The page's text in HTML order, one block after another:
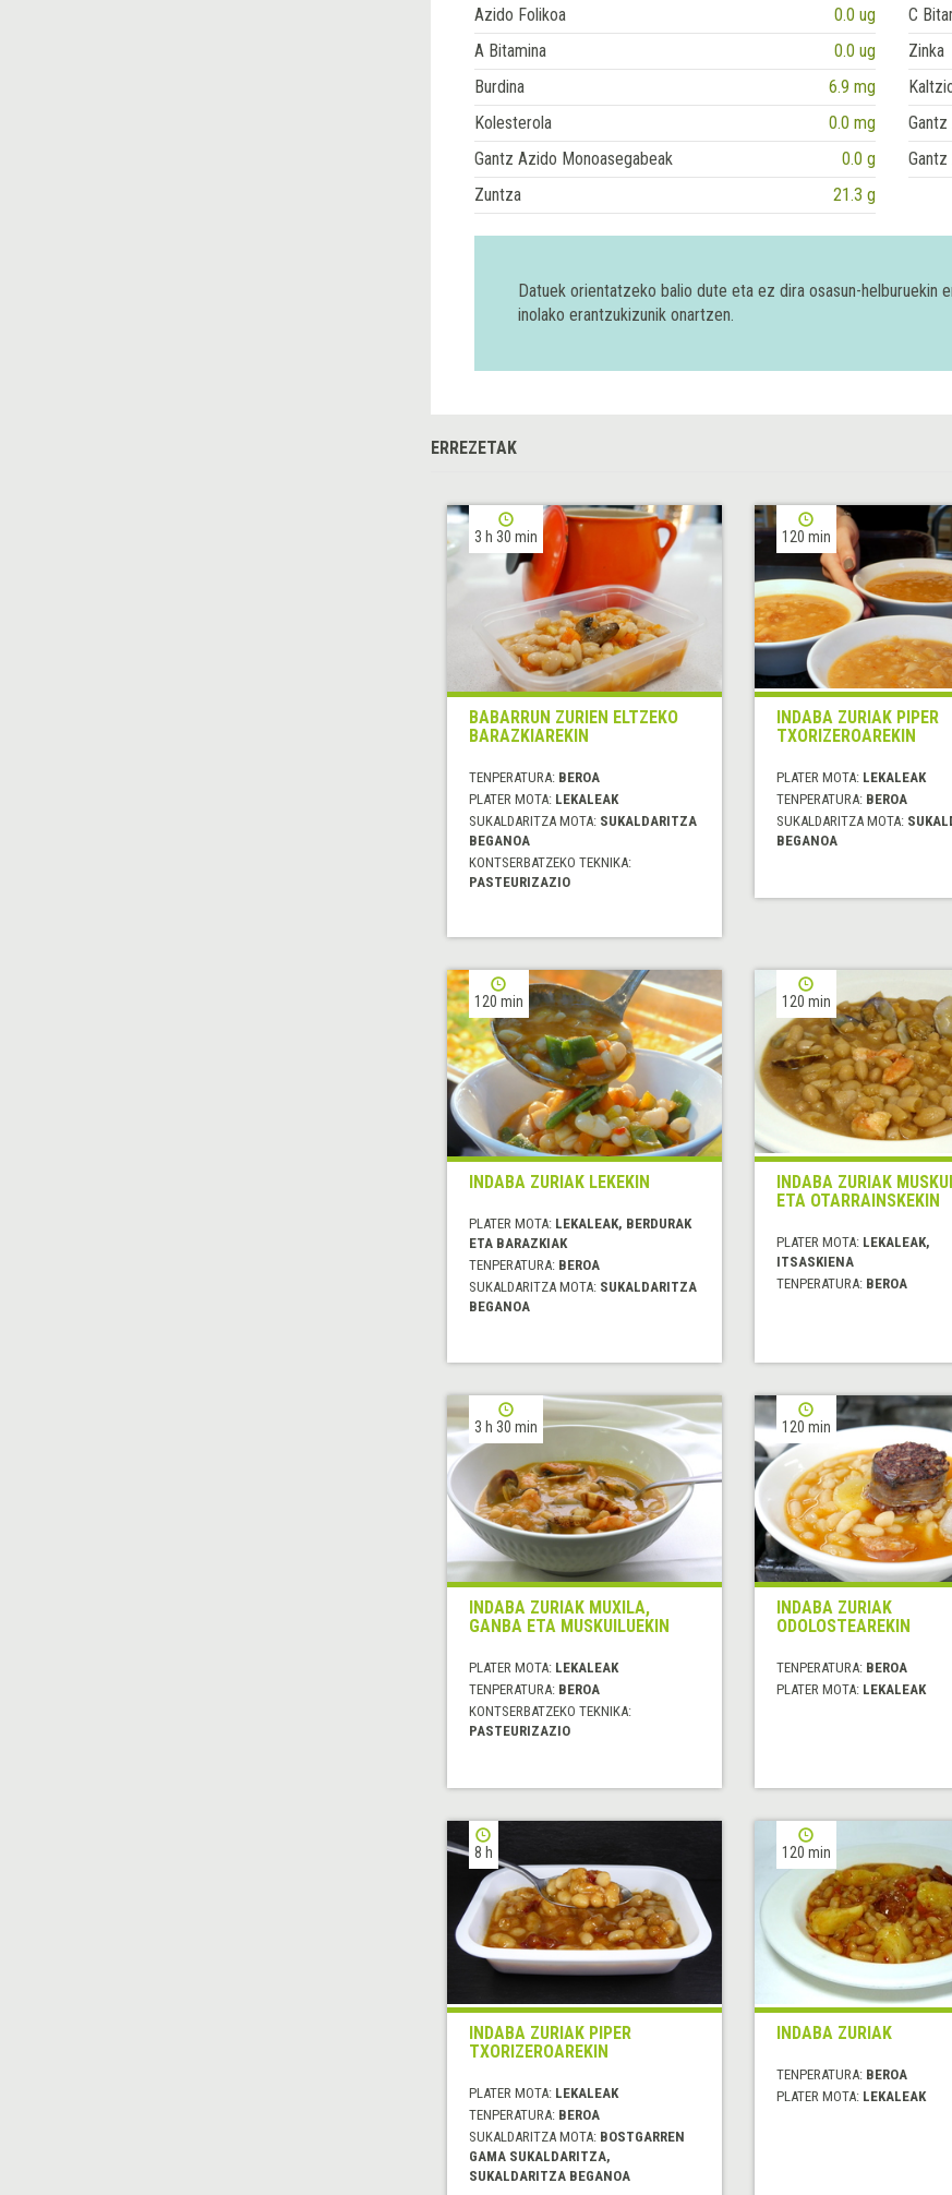
Azido Folikoa
0.0 ug C
A Bitamina
0.0 ug Zinka
Burdina
6.9 mg
Kolesterola
0.0 mg
Gantz Azido Monoasegabeak
0.0 g
Zuntza
21.3 g
Datuek orientatzeko balio dute eta ez dira osasun-helburuekin
inolako erantzukizunik onartzen.
ERREZETAK
3 h 30 min
BABARRUN ZURIEN ELTZEKO
BARAZKIAREKIN
TENPERATURA: BEROA
PLATER MOTA: LEKALEAK
SUKALDARITZA MOTA: SUKALDARITZA
BEGANOA
KONTSERBATZEKO TEKNIKA:
PASTEURIZAZIO
120 min
INDABA ZURIAK PIPER
TXORIZEROAREKIN
PLATER MOTA: LEKALEAK
TENPERATURA: BEROA
SUKALDARITZA MOTA:
BEGANOA
120 min
INDABA ZURIAK LEKEKIN
PLATER MOTA: LEKALEAK, BERDURAK
ETA BARAZKIAK
TENPERATURA: BEROA
SUKALDARITZA MOTA: SUKALDARITZA
BEGANOA
120 min
INDABA ZURIAK
ETA OTARRAINSKEKIN
PLATER MOTA: LEKALEAK,
ITSASKIENA
TENPERATURA: BEROA
3 h 30 min
INDABA ZURIAK MUXILA,
GANBA ETA MUSKUILUEKIN
PLATER MOTA: LEKALEAK
TENPERATURA: BEROA
KONTSERBATZEKO TEKNIKA:
PASTEURIZAZIO
120 min
INDABA ZURIAK
ODOLOSTEAREKIN
TENPERATURA: BEROA
PLATER MOTA: LEKALEAK
8 h
INDABA ZURIAK PIPER
TXORIZEROAREKIN
PLATER MOTA: LEKALEAK
TENPERATURA: BEROA
SUKALDARITZA MOTA: BOSTGARREN
GAMA SUKALDARITZA,
SUKALDARITZA BEGANOA
120 min
INDABA ZURIAK
TENPERATURA: BEROA
PLATER MOTA: LEKALEAK